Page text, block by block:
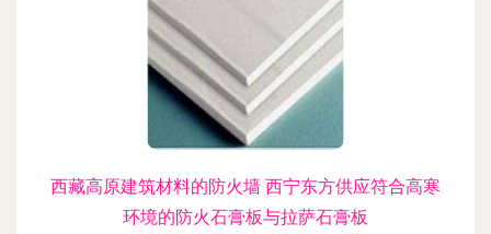
西藏高原建筑材料的防火墙 西宁东方供应符合高寒
环境的防火石膏板与拉萨石膏板